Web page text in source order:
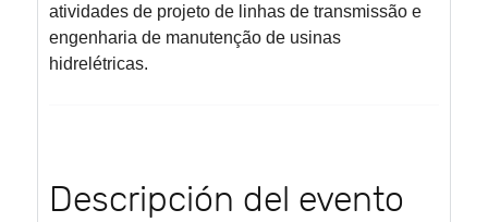
atividades de projeto de linhas de transmissão e
engenharia de manutenção de usinas
hidrelétricas.
Descripción del evento